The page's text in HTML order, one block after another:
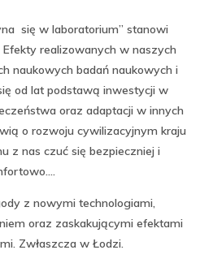
się w laboratorium” stanowi
realizowanych w naszych
naukowych badań naukowych i
od lat podstawą inwestycji w
oraz adaptacji w innych
o rozwoju cywilizacyjnym kraju
z nas czuć się bezpieczniej i
z nowymi technologiami,
oraz zaskakującymi efektami
Zwłaszcza w Łodzi.